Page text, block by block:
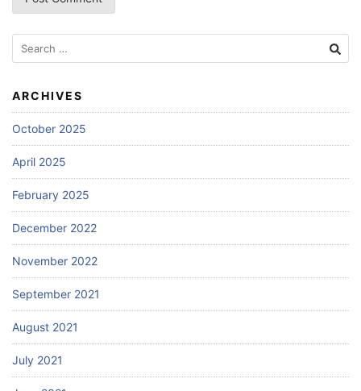
Search
for:
ARCHIVES
October 2025
April 2025
February 2025
December 2022
November 2022
September 2021
August 2021
July 2021